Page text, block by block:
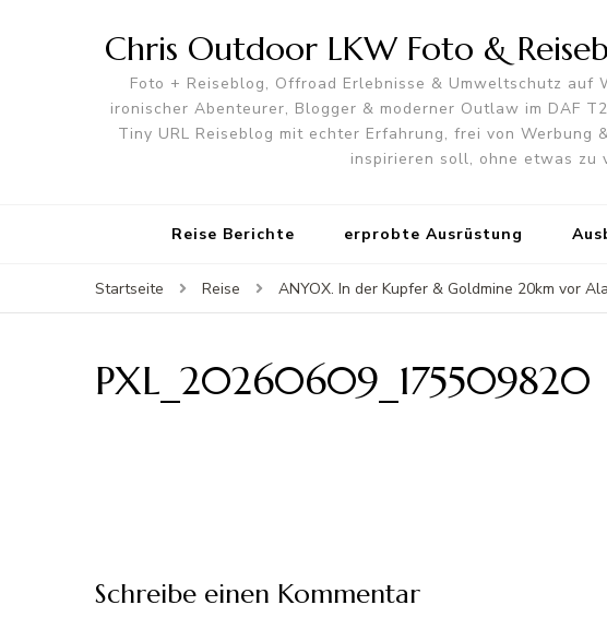
Chris Outdoor LKW Foto &
Foto + Reiseblog, Offroad Erlebnisse & Umweltschutz auf
ironischer Abenteurer, Blogger & moderner Outlaw im DAF
Tiny URL Reiseblog mit echter Erfahrung, frei von Werbung
inspirieren soll, ohne etwas zu
Reise Berichte erprobte Ausrüstung
Startseite Reise ANYOX. In der Kupfer & Goldmine 20km vor
PXL_20260609_175509820
Schreibe einen Kommentar